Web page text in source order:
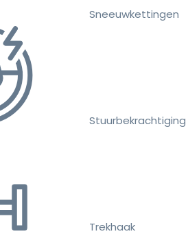
Sneeuwkettingen
Stuurbekrachtiging
Trekhaak